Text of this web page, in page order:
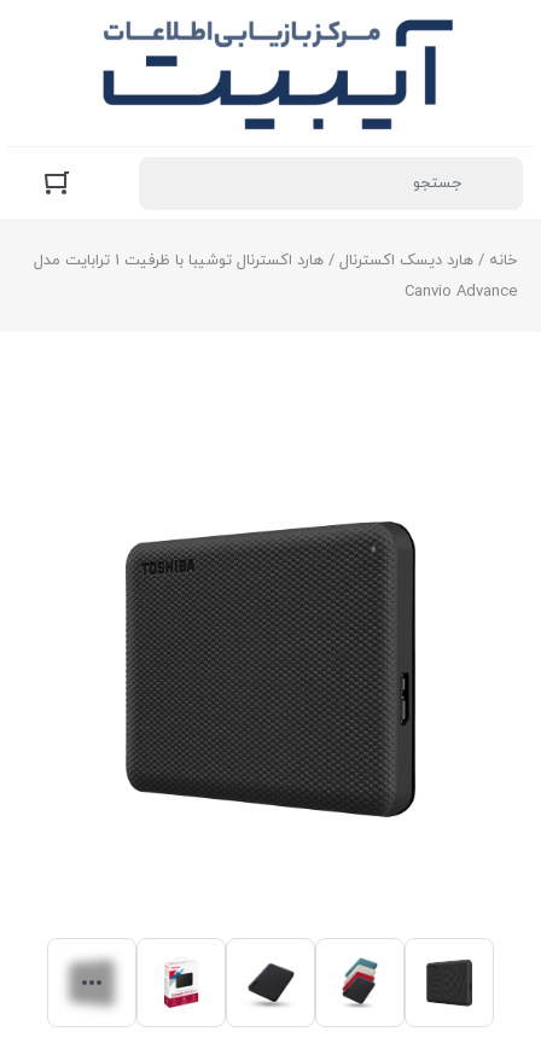
خانه / هارد دیسک اکسترنال
/ هارد اکسترنال توشیبا با ظرفیت 1 ترابایت مدل
Canvio Advance